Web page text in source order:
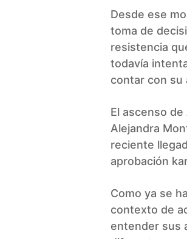
Desde ese
toma de
resistencia
todavía
contar con su
El ascenso
Alejandra
reciente
aprobación
Como ya se
contexto de
entender sus